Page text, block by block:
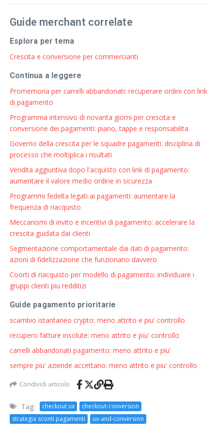
Guide merchant correlate
Esplora per tema
Crescita e conversione per commercianti
Continua a leggere
Promemoria per carrelli abbandonati: recuperare ordini con link
di pagamento
Programma intensivo di novanta giorni per crescita e
conversione dei pagamenti: piano, tappe e responsabilita
Governo della crescita per le squadre pagamenti: disciplina di
processo che moltiplica i risultati
Vendita aggiuntiva dopo l'acquisto con link di pagamento:
aumentare il valore medio ordine in sicurezza
Programmi fedelta legati ai pagamenti: aumentare la
frequenza di riacquisto
Meccanismi di invito e incentivi di pagamento: accelerare la
crescita guidata dai clienti
Segmentazione comportamentale dai dati di pagamento:
azioni di fidelizzazione che funzionano davvero
Coorti di riacquisto per modello di pagamento: individuare i
gruppi clienti piu redditizi
Guide pagamento prioritarie
scambio istantaneo crypto: meno attrito e piu' controllo
recupero fatture insolute: meno attrito e piu' controllo
carrelli abbandonati pagamento: meno attrito e piu'
sempre piu' aziende accettano: meno attrito e piu' controllo
Condividi articolo
Tag: checkout ux
checkout-conversion
strategia sconti pagamenti
ux-and-conversion